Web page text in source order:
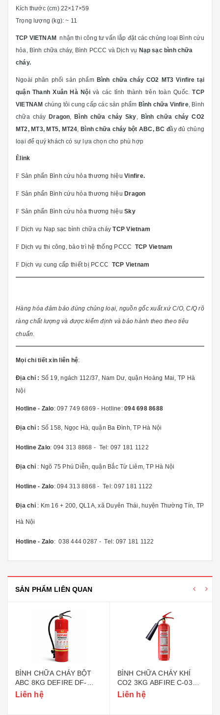
Kích thước (cm) 22×17×59
Trọng lượng (kg): ~ 11
TCP VIETNAMnhận thi công tư vấn lắp đặt các chủng loại Bình cứu
hỏa, Bình chữa cháy, Bình PCCC và Dịch vụ Nạp sạc bình chữa
cháy.
Ngoài phân phối sản phẩm Bình chữa cháy CO2 MT3 Vinfire tại
quận Thanh Xuân Hà Nộivà các tỉnh thành trên toàn Quốc.TCP
VIETNAM chúng tôi cung cấp các sản phẩm Bình chữa Vinfire, Bình
chữa cháy Dragon, Bình chữa cháy Sky, Bình chữa cháy CO2
MT2, MT3, MT5, MT24, Bình chữa cháy bột ABC, BC đầy đủ chủng
loại để quý khách có sự lựa chọn cho phù hợp
Ê link
F Sản phẩn Bình cứu hỏa thương hiệu Vinfire.
F Sản phẩn Bình cứu hỏa thương hiệu Dragon
F Sản phẩn Bình cứu hỏa thương hiệu Sky
F Dịch vụ Nạp sạc bình chữa cháyTCP Vietnam
F Dịch vụ thi công, bảo trì hệ thống PCCC TCP Vietnam
F Dịch vụ cung cấp thiết bị PCCC TCP Vietnam
Hàng hóa đảm bảo đúng chủng loại, nguồn gốc xuất xứ C/O, C/Q rõ
ràng chất lượng và được kiểm định và bảo hành theo theo tiêu
chuẩn
Mọi chi tiết xin liên hệ:
Địa chỉ : Số 19, ngách 112/37, Nam Dư, quận Hoàng Mai, TP Hà
Nội
Hotline - Zalo: 097 749 6869 - Hotline: 094 698 8688
Địa chỉ : Số 158, Ngọc Hà, quận Ba Đình, TP Hà Nội
Hotline Zalo: 094 313 8868 - Tel: 097 181 1122
Địa chỉ : Ngõ 75 Phú Diễn, quận Bắc Từ Liêm, TP Hà Nội
Hotline - Zalo: 094 313 8868 - Tel: 097 181 1122
Địa chỉ : Km 16 + 200, QL1A, xã Duyên Thái, huyện Thường Tín, TP
Hà Nội
Hotline - Zalo: 038 444 0287 - Tel: 097 181 1122
SẢN PHẨM LIÊN QUAN
BÌNH CHỮA CHÁY BỘT
ABC 8KG DEFIRE DF-
ABC8 (BỘ CÔNG AN)
Liên hệ
BÌNH CHỮA CHÁY KHÍ
CO2 3KG ABFIRE C-03
(TEM BỘ CÔNG AN)
Liên hệ